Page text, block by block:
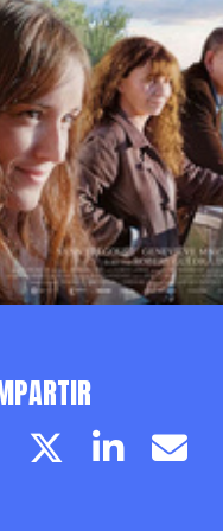
Facebook pageTwitter page
LinkedinEmail